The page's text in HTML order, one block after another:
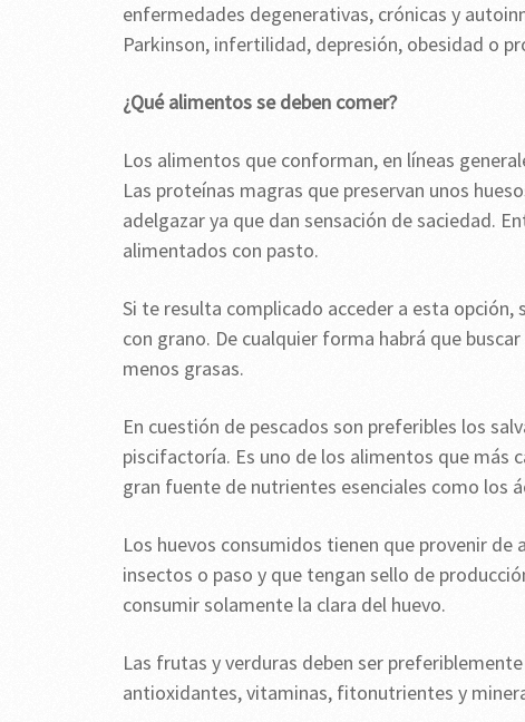
enfermedades degenerativas, crónicas y
Parkinson, infertilidad, depresión, obesidad o
¿Qué alimentos se deben comer?
Los alimentos que conforman, en líneas
Las proteínas magras que preservan unos
adelgazar ya que dan sensación de saciedad.
alimentados con pasto.
Si te resulta complicado acceder a esta opción,
con grano. De cualquier forma habrá que
menos grasas.
En cuestión de pescados son preferibles los
piscifactoría. Es uno de los alimentos que más
gran fuente de nutrientes esenciales como los
Los huevos consumidos tienen que provenir
insectos o paso y que tengan sello de
consumir solamente la clara del huevo.
Las frutas y verduras deben ser
antioxidantes, vitaminas, fitonutrientes y